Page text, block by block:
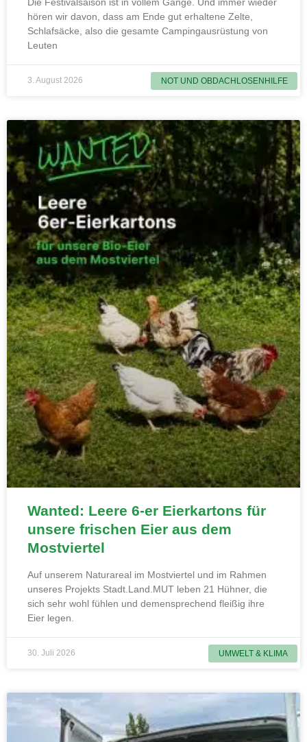
NOT UND OBDACHLOSENHILFE
Die Festivalsaison ist in vollem Gange. Und immer wieder
hören wir davon, dass am Ende gut erhaltene Zelte,
Schlafsäcke, also die gesamte Campingausrüstung von
Leuten
3. August 2026
UMWELT & KLIMA
Wanted: Leere 6-er Eierkartons für
unsere frischen Eier aus dem
Mostviertel
Auf unserem Naturareal im Mostviertel und im Rahmen
unseres Projekts Stadt.Land.MUT leben 21 Hühner, die
sich sehr wohl fühlen und demensprechend fleißig ihre
Eier legen.
30. Juli 2026